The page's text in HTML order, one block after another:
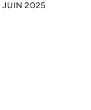
JUIN 2025
onglet)
onglet)